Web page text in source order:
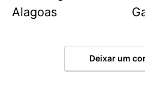
Alagoas
Deixar um